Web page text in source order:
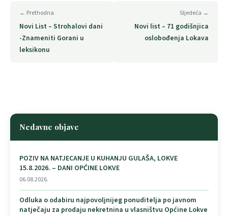
← Prethodna
Novi List – Strohalovi dani
-Znameniti Gorani u
leksikonu
Sljedeća →
Novi list – 71 godišnjica
oslobođenja Lokava
Nedavne objave
POZIV NA NATJECANJE U KUHANJU GULAŠA, LOKVE
15.8.2026. – DANI OPĆINE LOKVE
06.08.2026.
Odluka o odabiru najpovoljnijeg ponuditelja po javnom
natječaju za prodaju nekretnina u vlasništvu Općine Lokve